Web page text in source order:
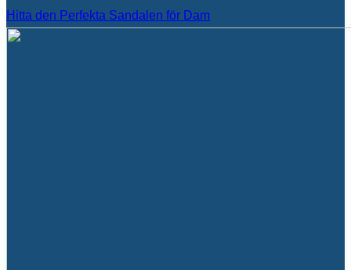
Hitta den Perfekta Sandalen för Dam